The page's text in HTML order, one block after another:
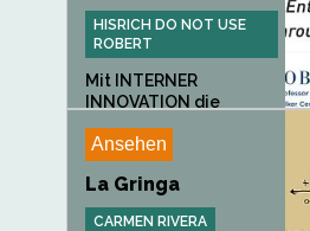
HISRICH DO NOT USE
ROBERT
Mit INTERNER
INNOVATION die
Ansehen
La Gringa
CARMEN RIVERA